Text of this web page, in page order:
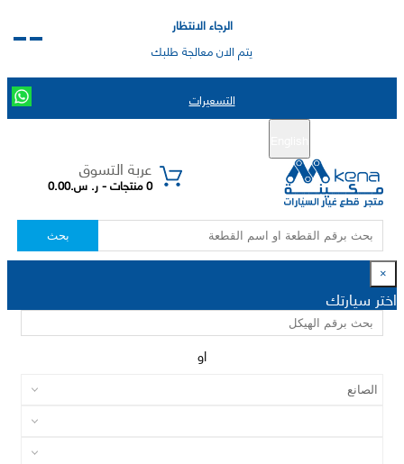
الرجاء الانتظار
يتم الان معالجة طلبك
التسعيرات
عربة التسوق
0 منتجات - ر. س.0.00
بحث
×
اختر سيارتك
او